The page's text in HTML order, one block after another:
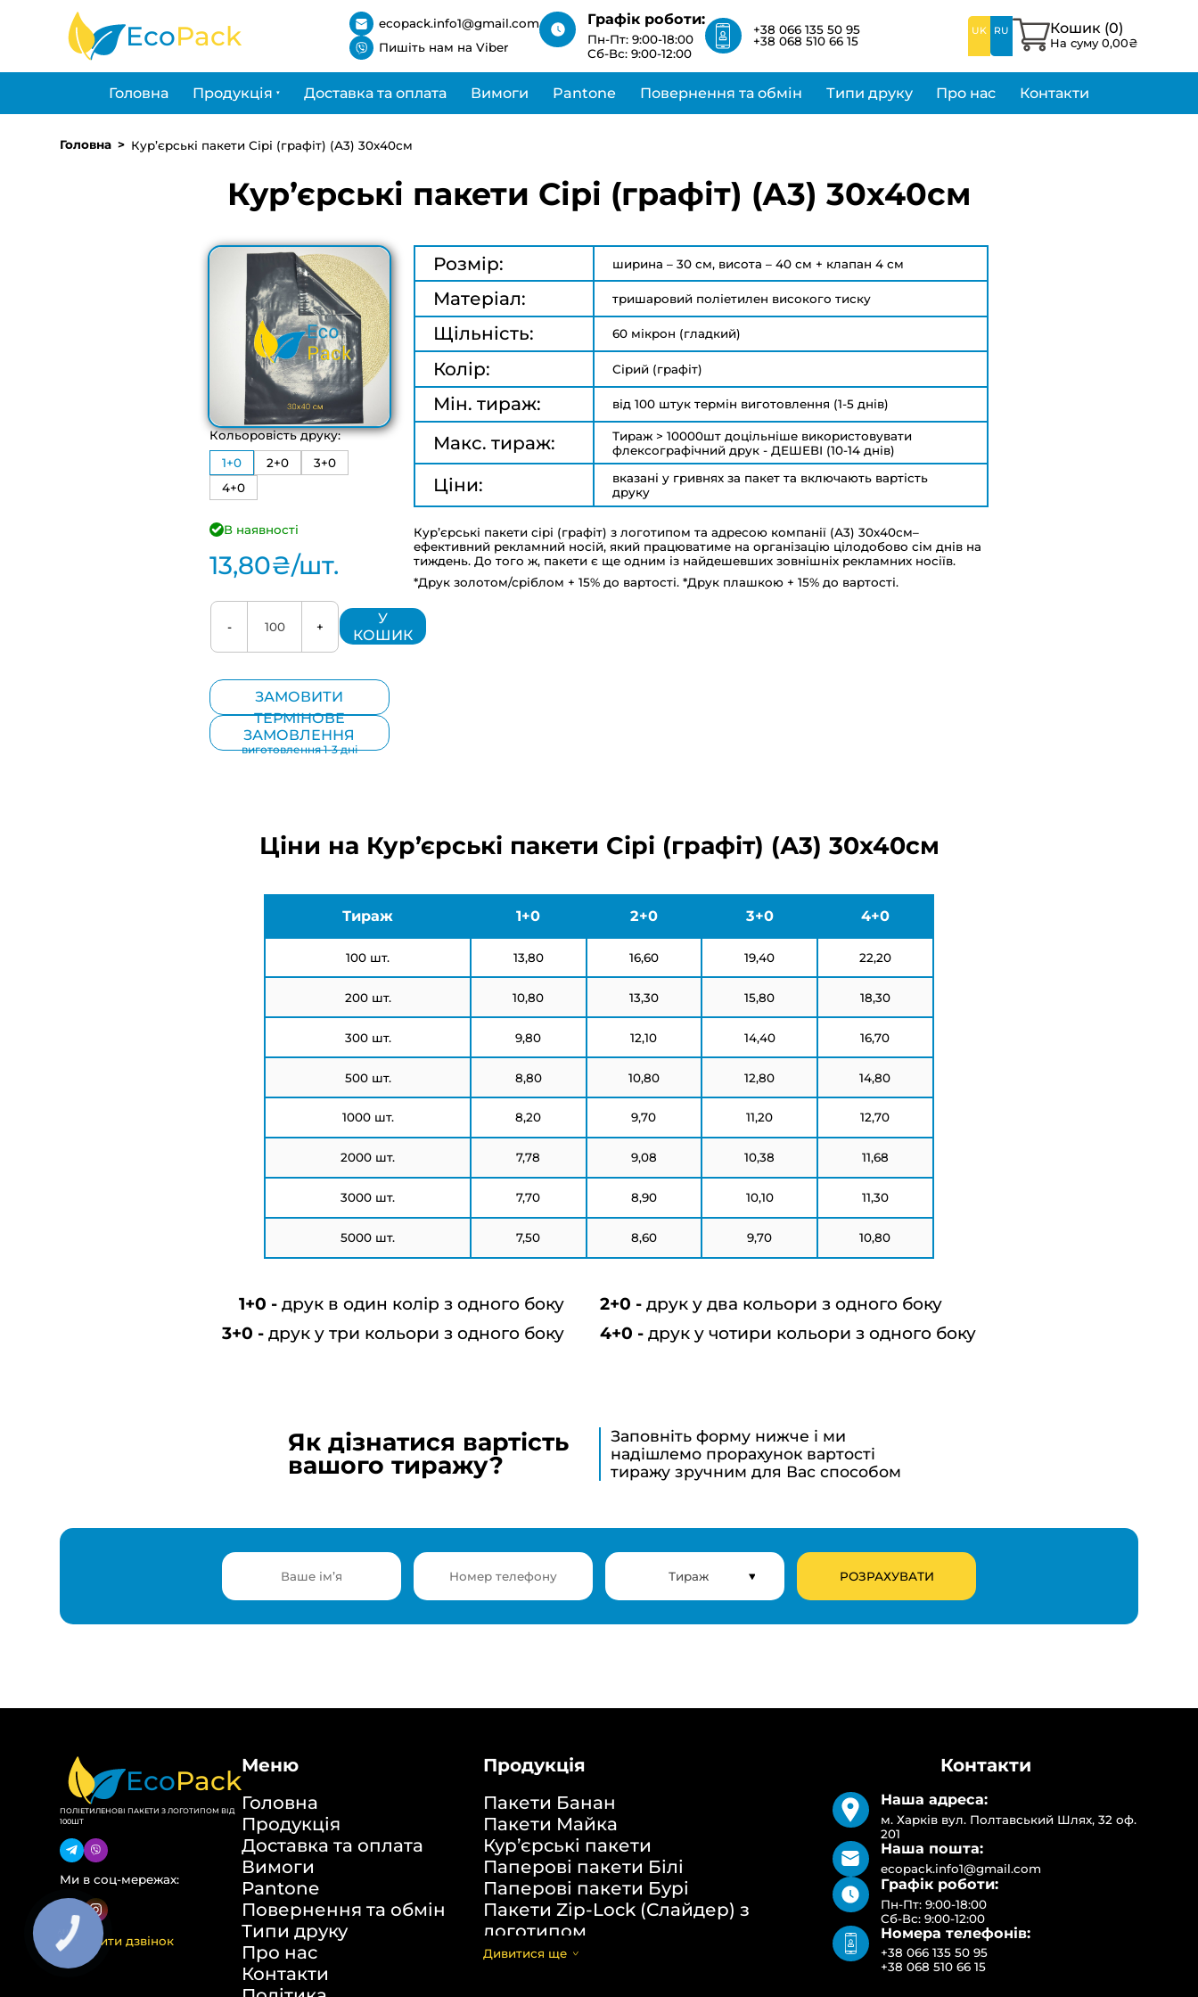
найближчим часом
EcoPack
ecopack.info1@gmail.com
Пишіть нам на Viber
Графік роботи:
Пн-Пт: 9:00-18:00
Сб-Вс: 9:00-12:00
+38 066 135 50 95
+38 068 510 66 15
UK RU Кошик (0)
На суму0,00₴
Головна Продукція Доставка та оплата Вимоги Pantone Повернення та обмін Типи друку Про нас Контакти
зв’яжемося з вами
термін виготовлення 1-3
Головна Кур’єрські пакети Сірі (графіт) (А3) 30х40см
Кур’єрські пакети Сірі (графіт) (А3) 30х40см
Кольоровість друку:
1+0
2+0
3+0
4+0
В наявності
13,80₴/шт.
- +
У
КОШИК
ЗАМОВИТИ
ТЕРМІНОВЕ
ЗАМОВЛЕННЯ
виготовлення 1-3 дні
Розмір: ширина – 30 см, висота – 40 см + клапан 4 см
Матеріал: тришаровий поліетилен високого тиску
Щільність: 60 мікрон (гладкий)
Колір: Сірий (графіт)
Мін. тираж: від 100 штук термін виготовлення (1-5 днів)
Макс. тираж:
Тираж > 10000шт доцільніше використовувати
флексографічний друк - ДЕШЕВІ (10-14 днів)
Ціни:
вказані у гривнях за пакет та включають вартість
друку
Кур’єрські пакети сірі (графіт) з логотипом та адресою компанії (А3) 30х40см–
ефективний рекламний носій, який працюватиме на організацію цілодобово сім днів на
тиждень. До того ж, пакети є ще одним із найдешевших зовнішніх рекламних носіїв.
*Друк золотом/сріблом + 15% до вартості. *Друк плашкою + 15% до вартості.
Ціни на Кур’єрські пакети Сірі (графіт) (А3) 30х40см
Тираж 1+0 2+0 3+0 4+0
100 шт. 13,80 16,60 19,40 22,20
200 шт. 10,80 13,30 15,80 18,30
300 шт. 9,80 12,10 14,40 16,70
500 шт. 8,80 10,80 12,80 14,80
1000 шт. 8,20 9,70 11,20 12,70
2000 шт. 7,78 9,08 10,38 11,68
3000 шт. 7,70 8,90 10,10 11,30
5000 шт. 7,50 8,60 9,70 10,80
друк в один колір з одного боку
друк у два кольори з одного боку
друк у три кольори з одного боку
друк у чотири кольори з одного боку
Як дізнатися вартість
вашого тиражу?
Заповніть форму нижче і ми
надішлемо прорахунок вартості
тиражу зручним для Вас способом
EcoPack
ПОЛІЕТИЛЕНОВІ ПАКЕТИ З ЛОГОТИПОМ ВІД
100ШТ
Ми в соц-мережах:
Замовити дзвінок
Меню
Головна
Продукція
Доставка та оплата
Вимоги
Pantone
Повернення та обмін
Типи друку
Про нас
Контакти
Продукція
Пакети Банан
Пакети Майка
Кур’єрські пакети
Паперові пакети Білі
Паперові пакети Бурі
Пакети Zip-Lock (Слайдер) з
логотипом
Пакети банан ПВХ
Дивитися щe
Контакти
Наша адреса:
м. Харків вул. Полтавський Шлях, 32 оф.
201
Наша пошта:
ecopack.info1@gmail.com
Графік роботи:
Пн-Пт: 9:00-18:00
Сб-Вс: 9:00-12:00
Номера телефонів:
+38 066 135 50 95
+38 068 510 66 15
КНОПКА
ЗВ'ЯЗКУ